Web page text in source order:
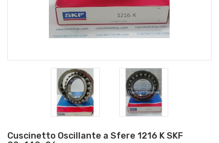
Cuscinetto Oscillante a Sfere 1216 K SKF